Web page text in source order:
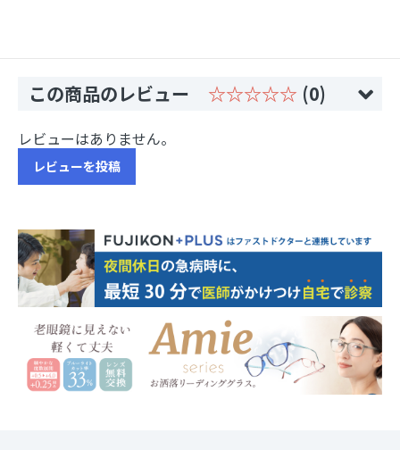
この商品のレビュー ☆☆☆☆☆ (0)
レビューはありません。
レビューを投稿